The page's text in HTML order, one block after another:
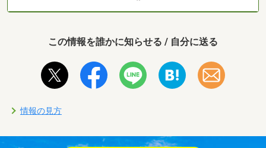
この情報を誰かに知らせる / 自分に送る
情報の見方